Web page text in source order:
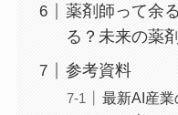
薬剤師って余
る？未来の薬
参考資料
最新AI産